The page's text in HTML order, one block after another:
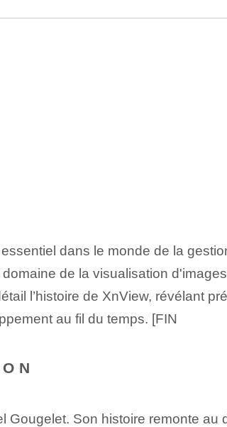
dans le monde de la
de la visualisation
l’histoire de XnView, révélant
au fil du temps. [FIN
Gougelet. Son histoire remonte au